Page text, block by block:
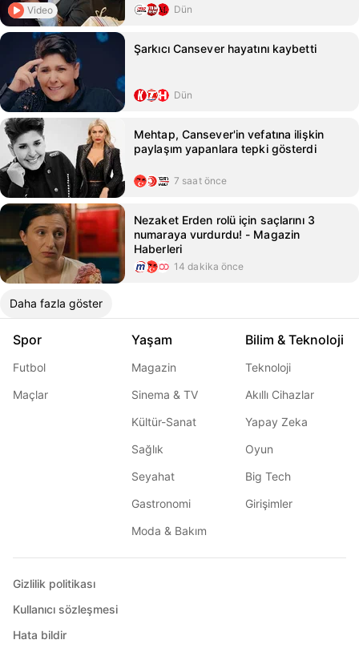
Video Dün
Şarkıcı Cansever hayatını kaybetti
Dün
Mehtap, Cansever'in vefatına ilişkin
paylaşım yapanlara tepki gösterdi
7 saat önce
Nezaket Erden rolü için saçlarını 3
numaraya vurdurdu! - Magazin
Haberleri
14 dakika önce
Daha fazla göster
Spor
Futbol
Maçlar
Yaşam
Magazin
Sinema & TV
Kültür-Sanat
Sağlık
Seyahat
Gastronomi
Moda & Bakım
Bilim & Teknoloji
Teknoloji
Akıllı Cihazlar
Yapay Zeka
Oyun
Big Tech
Girişimler
Gizlilik politikası
Kullanıcı sözleşmesi
Hata bildir